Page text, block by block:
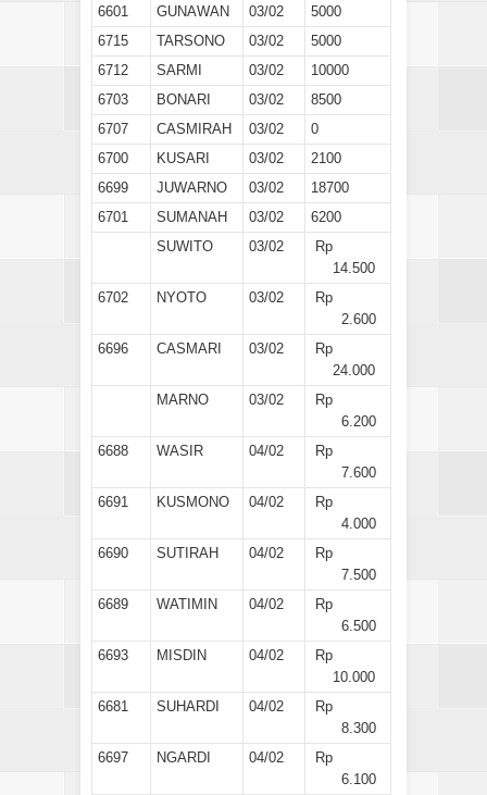
6601
GUNAWAN 03/02
5000
6715
TARSONO 03/02
5000
6712
SARMI 03/02
10000
6703
BONARI 03/02
8500
6707
CASMIRAH 03/02
0
6700
KUSARI 03/02
2100
6699
JUWARNO 03/02
18700
6701
SUMANAH 03/02
6200
SUWITO
03/02
Rp
14.500
6702
NYOTO 03/02
Rp
2.600
6696
CASMARI 03/02
Rp
24.000
MARNO
03/02
Rp
6.200
6688
WASIR 04/02
Rp
7.600
6691
KUSMONO 04/02
Rp
4.000
6690
SUTIRAH 04/02
Rp
7.500
6689
WATIMIN 04/02
Rp
6.500
6693
MISDIN 04/02
Rp
10.000
6681
SUHARDI 04/02
Rp
8.300
6697
NGARDI 04/02
Rp
6.100